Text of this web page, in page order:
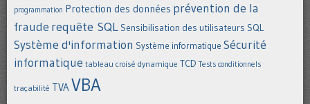
programmation Protection des données prévention de la
fraude requête SQL Sensibilisation des utilisateurs SQL
Système d'information Système informatique Sécurité
informatique tableau croisé dynamique TCD Tests conditionnels
traçabilité TVAVBA